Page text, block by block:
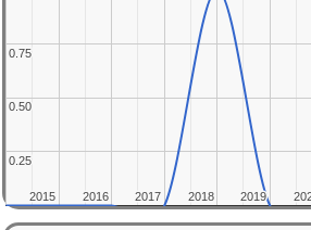
2015
2015 2016
2016 2017
2017 2018
2018 2019
2019
0.25
0.25
0.50
0.50
0.75
0.75